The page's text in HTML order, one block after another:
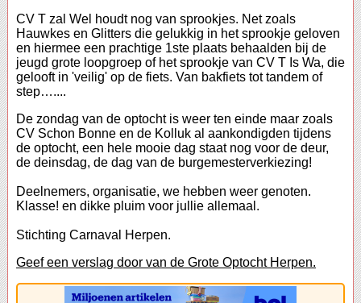
CV T zal Wel houdt nog van sprookjes. Net zoals
Hauwkes en Glitters die gelukkig in het sprookje geloven
en hiermee een prachtige 1ste plaats behaalden bij de
jeugd grote loopgroep of het sprookje van CV T Is Wa, die
gelooft in 'veilig' op de fiets. Van bakfiets tot tandem of
step…....
De zondag van de optocht is weer ten einde maar zoals
CV Schon Bonne en de Kolluk al aankondigden tijdens
de optocht, een hele mooie dag staat nog voor de deur,
de deinsdag, de dag van de burgemesterverkiezing!
Deelnemers, organisatie, we hebben weer genoten.
Klasse! en dikke pluim voor jullie allemaal.
Stichting Carnaval Herpen.
Geef een verslag door van de Grote Optocht Herpen.